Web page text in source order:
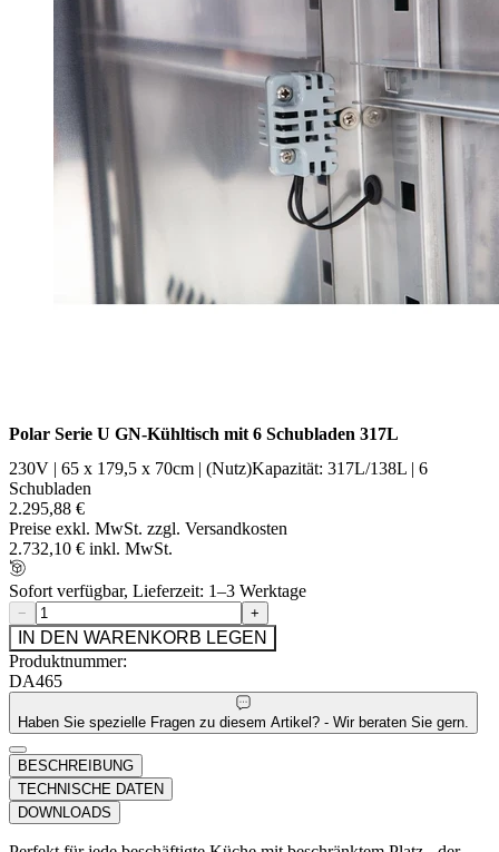
Polar Serie U GN-Kühltisch mit 6 Schubladen 317L
230V | 65 x 179,5 x 70cm | (Nutz)Kapazität: 317L/138L | 6
Schubladen
2.295,88 €
Preise exkl. MwSt. zzgl. Versandkosten
2.732,10 € inkl. MwSt.
Sofort verfügbar, Lieferzeit: 1–3 Werktage
− +
IN DEN WARENKORB LEGEN
Produktnummer:
DA465
Haben Sie spezielle Fragen zu diesem Artikel? - Wir beraten Sie gern.
BESCHREIBUNG
TECHNISCHE DATEN
DOWNLOADS